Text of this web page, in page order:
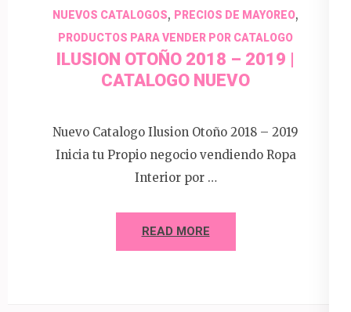
NUEVOS CATALOGOS, PRECIOS DE MAYOREO,
PRODUCTOS PARA VENDER POR CATALOGO
ILUSION OTOÑO 2018 – 2019 |
CATALOGO NUEVO
Nuevo Catalogo Ilusion Otoño 2018 – 2019
Inicia tu Propio negocio vendiendo Ropa
Interior por …
READ MORE